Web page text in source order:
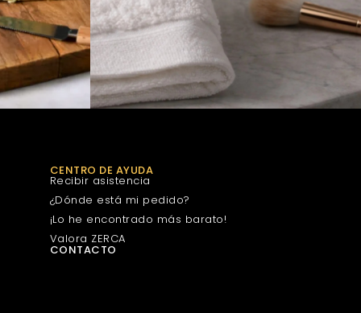
CENTRO DE AYUDA
Recibir asistencia
¿Dónde está mi pedido?
¡Lo he encontrado más barato!
Valora ZERCA
CONTACTO